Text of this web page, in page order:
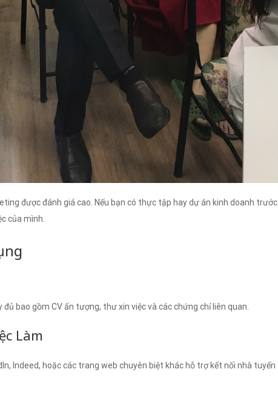
được đánh giá cao. Nếu bạn có thực tập hay dự án kinh doanh trước
của mình.
đủ bao gồm CV ấn tượng, thư xin việc và các chứng chỉ liên quan.
Làm
Indeed, hoặc các trang web chuyên biệt khác hỗ trợ kết nối nhà tuyển